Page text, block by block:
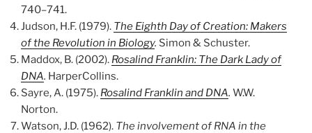
740–741.
Judson, H.F. (1979). The Eighth Day of Creation: Makers
of the Revolution in Biology. Simon & Schuster.
Maddox, B. (2002). Rosalind Franklin: The Dark Lady of
DNA. HarperCollins.
Sayre, A. (1975). Rosalind Franklin and DNA. W.W.
Norton.
Watson, J.D. (1962). The involvement of RNA in the